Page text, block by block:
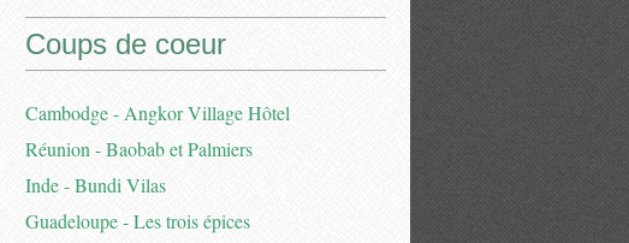
Coups de coeur
Cambodge - Angkor Village Hôtel
Réunion - Baobab et Palmiers
Inde - Bundi Vilas
Guadeloupe - Les trois épices